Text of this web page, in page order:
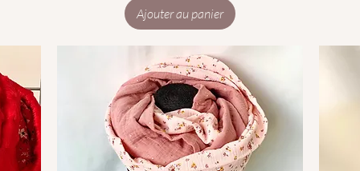
Ajouter au panier